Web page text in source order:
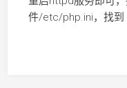
件/etc/php.ini，找到